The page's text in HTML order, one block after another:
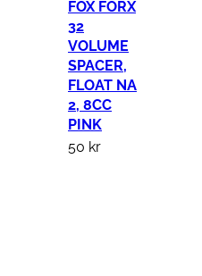
FOX FORX
32
VOLUME
SPACER,
FLOAT NA
2, 8CC
PINK
50 kr